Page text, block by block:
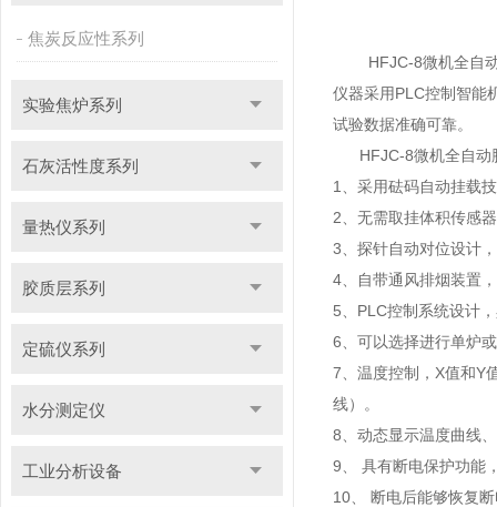
焦炭反应性系列
实验焦炉系列
石灰活性度系列
量热仪系列
胶质层系列
定硫仪系列
水分测定仪
工业分析设备
HFJC-8微机全自
仪器采用PLC控制智能
试验数据准确可靠。
HFJC-8微机全自动
1、采用砝码自动挂载
2、无需取挂体积传感
3、探针自动对位设计
4、自带通风排烟装置
5、PLC控制系统设计
6、可以选择进行单炉
7、温度控制，X值和Y
线）。
8、动态显示温度曲线
9、 具有断电保护功能
10、 断电后能够恢复